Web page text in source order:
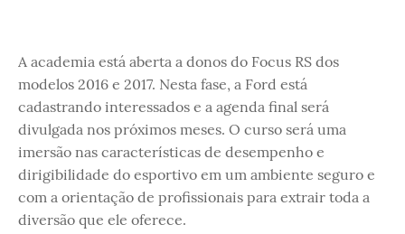
A academia está aberta a donos do Focus RS dos
modelos 2016 e 2017. Nesta fase, a Ford está
cadastrando interessados e a agenda final será
divulgada nos próximos meses. O curso será uma
imersão nas características de desempenho e
dirigibilidade do esportivo em um ambiente seguro e
com a orientação de profissionais para extrair toda a
diversão que ele oferece.